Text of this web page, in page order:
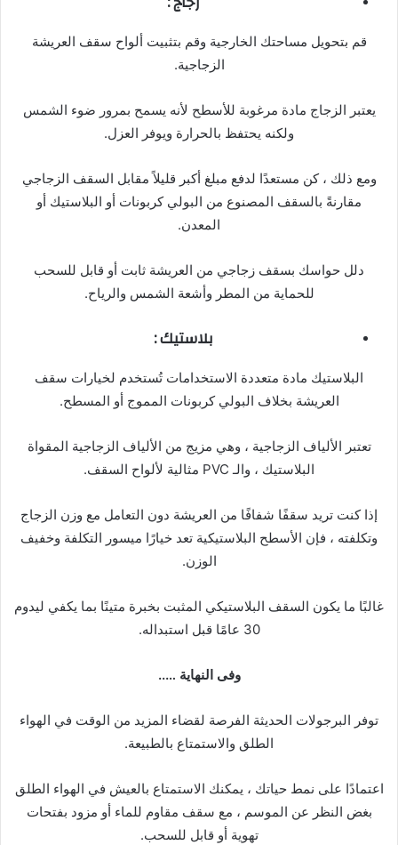
قم بتحويل مساحتك الخارجية وقم بتثبيت ألواح سقف العريشة
الزجاجية.
يعتبر الزجاج مادة مرغوبة للأسطح لأنه يسمح بمرور ضوء الشمس
ولكنه يحتفظ بالحرارة ويوفر العزل.
ومع ذلك ، كن مستعدًا لدفع مبلغ أكبر قليلاً مقابل السقف الزجاجي
مقارنةً بالسقف المصنوع من البولي كربونات أو البلاستيك أو
المعدن.
دلل حواسك بسقف زجاجي من العريشة ثابت أو قابل للسحب
للحماية من المطر وأشعة الشمس والرياح.
بلاستيك :
البلاستيك مادة متعددة الاستخدامات تُستخدم لخيارات سقف
العريشة بخلاف البولي كربونات المموج أو المسطح.
تعتبر الألياف الزجاجية ، وهي مزيج من الألياف الزجاجية المقواة
البلاستيك ، والـ PVC مثالية لألواح السقف.
إذا كنت تريد سقفًا شفافًا من العريشة دون التعامل مع وزن الزجاج
وتكلفته ، فإن الأسطح البلاستيكية تعد خيارًا ميسور التكلفة وخفيف
الوزن.
غالبًا ما يكون السقف البلاستيكي المثبت بخبرة متينًا بما يكفي ليدوم
30 عامًا قبل استبداله.
وفى النهاية …..
توفر البرجولات الحديثة الفرصة لقضاء المزيد من الوقت في الهواء
الطلق والاستمتاع بالطبيعة.
اعتمادًا على نمط حياتك ، يمكنك الاستمتاع بالعيش في الهواء الطلق
بغض النظر عن الموسم ، مع سقف مقاوم للماء أو مزود بفتحات
تهوية أو قابل للسحب.